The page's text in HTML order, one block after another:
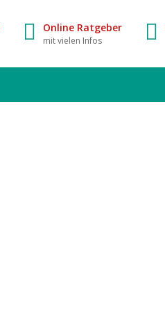
Online Ratgeber
mit vielen Infos